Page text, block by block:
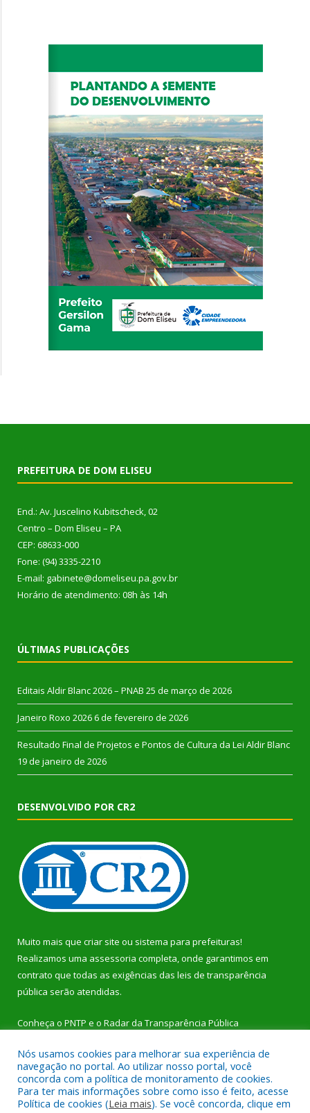
PREFEITURA DE DOM ELISEU
End.: Av. Juscelino Kubitscheck, 02
Centro – Dom Eliseu – PA
CEP: 68633-000
Fone: (94) 3335-2210
E-mail: gabinete@domeliseu.pa.gov.br
Horário de atendimento: 08h às 14h
ÚLTIMAS PUBLICAÇÕES
Editais Aldir Blanc 2026 – PNAB 25 de março de 2026
Janeiro Roxo 2026 6 de fevereiro de 2026
Resultado Final de Projetos e Pontos de Cultura da Lei Aldir Blanc
19 de janeiro de 2026
DESENVOLVIDO POR CR2
Muito mais que criar site ou sistema para prefeituras!
Realizamos uma assessoria completa, onde garantimos em
contrato que todas as exigências das leis de transparência
pública serão atendidas.
Conheça o PNTP e o Radar da Transparência Pública
Todos os direitos reservados a Prefeitura Municipal de Dom
Eliseu.
Nós usamos cookies para melhorar sua experiência de
navegação no portal. Ao utilizar nosso portal, você
concorda com a política de monitoramento de cookies.
Para ter mais informações sobre como isso é feito, acesse
Política de cookies (Leia mais). Se você concorda, clique em